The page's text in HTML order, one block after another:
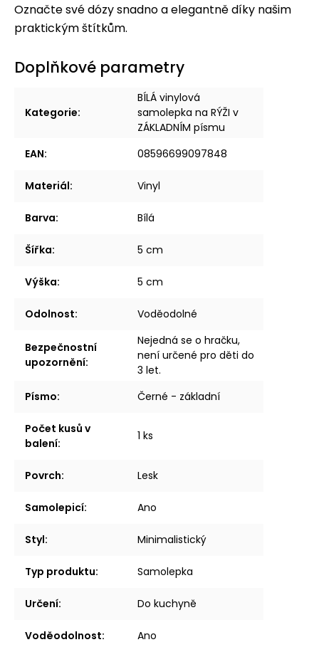
Označte své dózy snadno a elegantně díky našim
praktickým štítkům.
Doplňkové parametry
Kategorie:
BÍLÁ vinylová
samolepka na RÝŽI v
ZÁKLADNÍM písmu
EAN: 08596699097848
Materiál: Vinyl
Barva: Bílá
Šířka: 5 cm
Výška: 5 cm
Odolnost: Voděodolné
Bezpečnostní
upozornění:
Nejedná se o hračku,
není určené pro děti do
3 let.
Písmo: Černé - základní
Počet kusů v
balení:
1 ks
Povrch: Lesk
Samolepicí: Ano
Styl: Minimalistický
Typ produktu: Samolepka
Určení: Do kuchyně
Voděodolnost: Ano